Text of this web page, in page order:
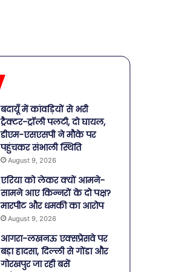
बदायूँ में कांवड़ियों से भरी
ट्रैक्टर-ट्रॉली पलटी, दो घायल,
डीएम-एसएसपी ने मौके पर
पहुंचकर संभाली स्थिति
August 9, 2026
एरिया को लेकर क्यों आमने-
सामने आए किन्नरों के दो पक्ष?
मारपीट और धमकी का आरोप
August 9, 2026
आगरा-लखनऊ एक्सप्रेसवे पर
बड़ा हादसा, दिल्ली से गोंडा और
गोरखपुर जा रही बसें